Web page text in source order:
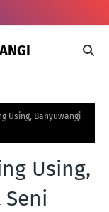
Using, Banyuwangi
Using,